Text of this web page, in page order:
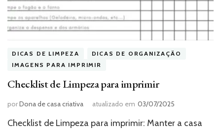
DICAS DE LIMPEZA
DICAS DE ORGANIZAÇÃO
IMAGENS PARA IMPRIMIR
Checklist de Limpeza para imprimir
porDona de casa criativa atualizado em 03/07/2025
Checklist de Limpeza para imprimir: Manter a casa